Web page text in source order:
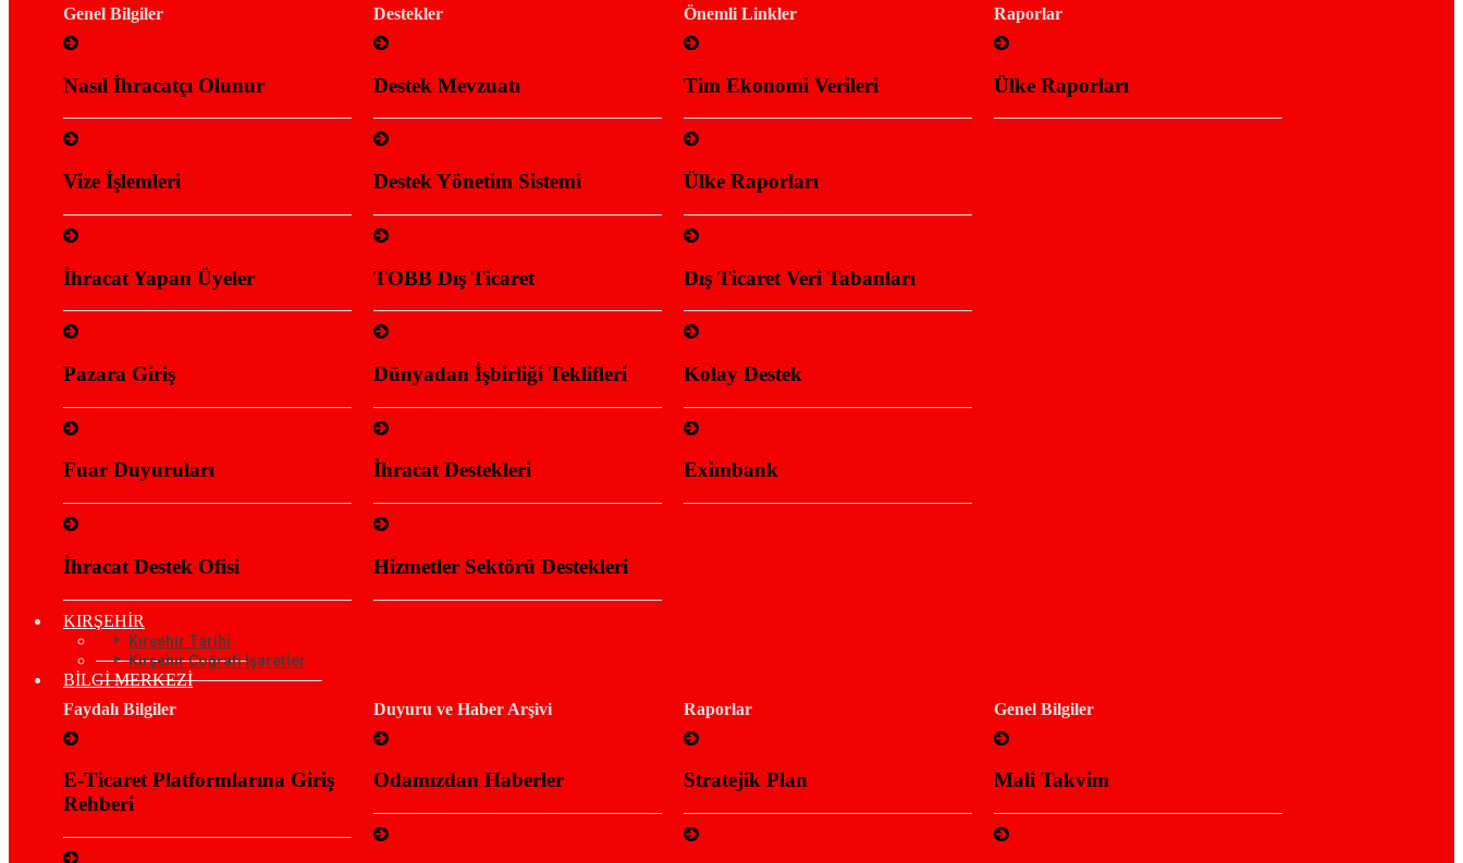
Genel Bilgiler
Nasıl İhracatçı Olunur
Vize İşlemleri
İhracat Yapan Üyeler
Pazara Giriş
Fuar Duyuruları
İhracat Destek Ofisi
Destekler
Destek Mevzuatı
Destek Yönetim Sistemi
TOBB Dış Ticaret
Dünyadan İşbirliği Teklifleri
İhracat Destekleri
Hizmetler Sektörü Destekleri
Önemli Linkler
Tim Ekonomi Verileri
Ülke Raporları
Dış Ticaret Veri Tabanları
Kolay Destek
Eximbank
Raporlar
Ülke Raporları
KIRŞEHİR
Kırşehir Tarihi
Kırşehir Coğrafi İşaretler
BİLGİ MERKEZİ
Faydalı Bilgiler
E-Ticaret Platformlarına Giriş
Rehberi
Duyuru ve Haber Arşivi
Odamızdan Haberler
Raporlar
Stratejik Plan
Genel Bilgiler
Mali Takvim